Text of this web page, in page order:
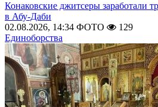
Конаковские джитсеры заработали
в Абу-Даби
02.08.2026, 14:34 ФОТО
129
Единоборства